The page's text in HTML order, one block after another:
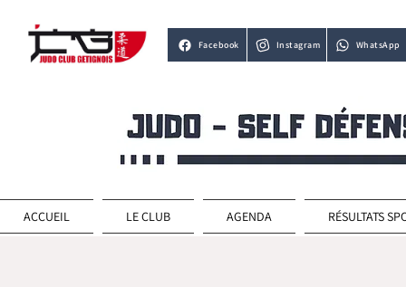
Facebook Instagram WhatsApp
ACCUEIL LE CLUB AGENDA RÉSULTATS